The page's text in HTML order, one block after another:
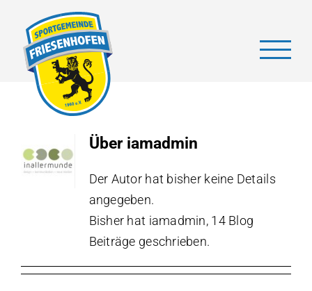
Inhalt
springen
Über iamadmin
Der Autor hat bisher keine Details
angegeben.
Bisher hat iamadmin, 14 Blog
Beiträge geschrieben.